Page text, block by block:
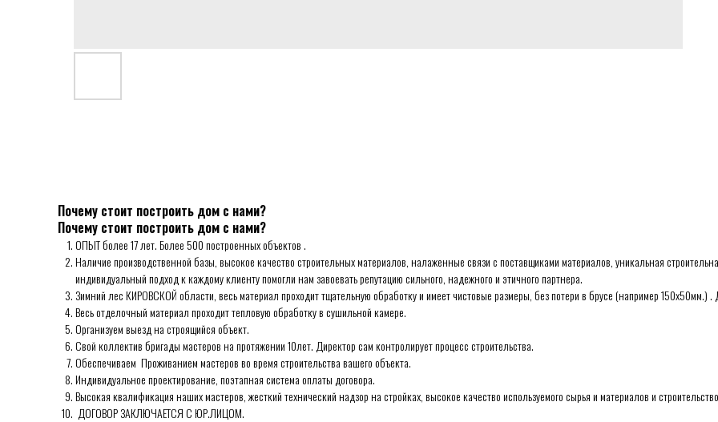
Почему стоит построить дом с нами?
Почему стоит построить дом с нами?
ОПЫТ более 17 лет. Более 500 построенных объектов .
Наличие производственной базы, высокое качество строительных материалов, налаженные связи с поставщиками материалов, уникальная
индивидуальный подход к каждому клиенту помогли нам завоевать репутацию сильного, надежного и этичного партнера.
Зимний лес КИРОВСКОЙ области, весь материал проходит тщательную обработку и имеет чистовые размеры, без потери в брусе (например
Весь отделочный материал проходит тепловую обработку в сушильной камере.
Организуем выезд на строящийся объект.
Свой коллектив бригады мастеров на протяжении 10лет. Директор сам контролирует процесс строительства.
Обеспечиваем Проживанием мастеров во время строительства вашего объекта.
Индивидуальное проектирование, поэтапная система оплаты договора.
Высокая квалификация наших мастеров, жесткий технический надзор на стройках, высокое качество используемого сырья и материалов и
ДОГОВОР ЗАКЛЮЧАЕТСЯ С ЮР.ЛИЦОМ.